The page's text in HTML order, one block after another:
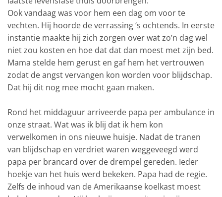
Ook vandaag was voor hem een dag om voor te
vechten. Hij hoorde de verrassing ‘s ochtends. In eerste
instantie maakte hij zich zorgen over wat zo’n dag wel
niet zou kosten en hoe dat dat dan moest met zijn bed.
Mama stelde hem gerust en gaf hem het vertrouwen
zodat de angst vervangen kon worden voor blijdschap.
Dat hij dit nog mee mocht gaan maken.
Rond het middaguur arriveerde papa per ambulance in
onze straat. Wat was ik blij dat ik hem kon
verwelkomen in ons nieuwe huisje. Nadat de tranen
van blijdschap en verdriet waren weggeveegd werd
papa per brancard over de drempel gereden. Ieder
hoekje van het huis werd bekeken. Papa had de regie.
Zelfs de inhoud van de Amerikaanse koelkast moest